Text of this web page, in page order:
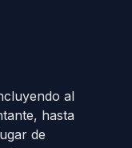
al
hasta
de